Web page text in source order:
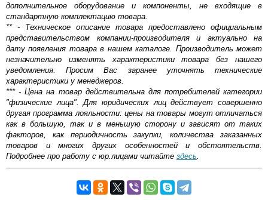
дополнительное оборудование и компоненты, не входящие в
стандартную комплектацию товара.
** - Техническое описание товара предоставлено официальным
представительством компании-производителя и актуально на
дату появления товара в нашем каталоге. Производитель может
незначительно изменять характеристики товара без нашего
уведомления. Просим Вас заранее уточнять технические
характеристики у менеджеров.
*** - Цена на товар действительна для потребителей категории
"физические лица". Для юридических лиц действует совершенно
другая программа лояльности: цены на товары могут отличаться
как в большую, так и в меньшую сторону и зависят от таких
факторов, как периодичность закупки, количества заказанных
товаров и многих других особенностей и обстоятельств.
Подробнее про работу с юр.лицами читайте здесь.